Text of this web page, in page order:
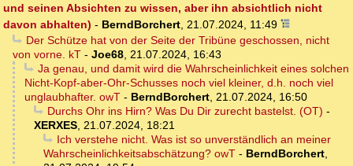
und seinen Absichten zu wissen, aber ihn absichtlich nicht
davon abhalten) - BerndBorchert, 21.07.2024, 11:49
Der Schütze hat von der Seite der Tribüne geschossen, nicht
von vorne. kT - Joe68, 21.07.2024, 16:43
Ja genau, und damit wird die Wahrscheinlichkeit eines solchen
Nicht-Kopf-aber-Ohr-Schusses noch viel kleiner, d.h. noch viel
unglaubhafter. owT - BerndBorchert, 21.07.2024, 16:50
Durchs Ohr ins Hirn? Was Du Dir zurecht bastelst. (OT) -
XERXES, 21.07.2024, 18:21
Ich verstehe nicht. Was ist so unverständlich an meiner
Wahrscheinlichkeitsabschätzung? owT - BerndBorchert,